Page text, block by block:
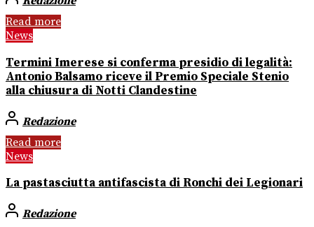
Read more
News
Termini Imerese si conferma presidio di legalità:
Antonio Balsamo riceve il Premio Speciale Stenio
alla chiusura di Notti Clandestine
Redazione
Read more
News
La pastasciutta antifascista di Ronchi dei Legionari
Redazione